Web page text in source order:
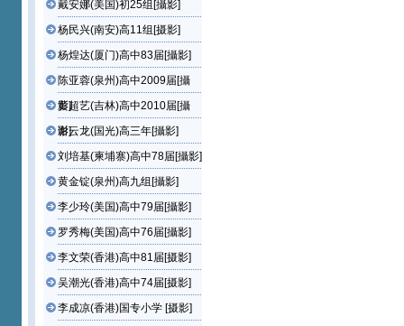
戴安娜(美国)初25组[攝影]
杨民兴(南安)高11组[摄影]
杨煌达(厦门)高中83届[攝影]
陈亚蓉(泉州)高中2009届[攝
影]
黄超艺(吉林)高中2010届[攝
影]
谢云龙(国光)高三年[攝影]
刘培基(柬埔寨)高中78届[攝影]
黄金锭(泉州)高九组[攝影]
李少玲(美国)高中79届[攝影]
罗秀梅(美国)高中76届[攝影]
李文荣(香港)高中81届[摄影]
吴潮光(香港)高中74届[摄影]
李成凉(香港)国专小学 [摄影]